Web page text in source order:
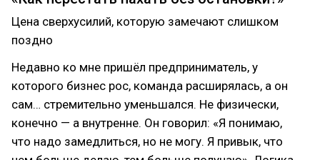
Цена сверхусилий, которую замечают слишком
поздно
Недавно ко мне пришёл предприниматель, у
которого бизнес рос, команда расширялась, а он
сам… стремительно уменьшался. Не физически,
конечно — а внутренне. Он говорил: «Я понимаю,
что надо замедлиться, но не могу. Я привык, что